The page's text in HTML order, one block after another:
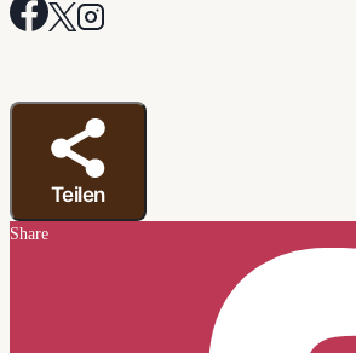
Teilen
Share